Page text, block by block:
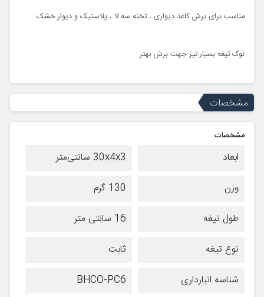
مناسب برای برش کاغذ دیواری ، تخته سه لا ، پلاستیک و دیوار خشک
نوک تیغه بسیار تیز جهت برش بهتر
مشخصات
مشخصات
ابعاد
30x4x3 سانتی‌متر
وزن
130 گرم
طول تیغه
16 سانتی متر
نوع تیغه
ثابت
شناسه انبارداری
BHCO-PC6